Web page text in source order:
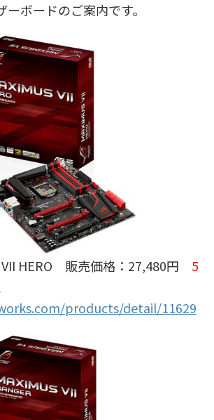
ボードのご案内です。
VII HERO 販売価格：27,480円 5
products/detail/11629